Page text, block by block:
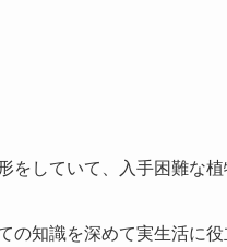
をしていて、入手困難な植
の知識を深めて実生活に役